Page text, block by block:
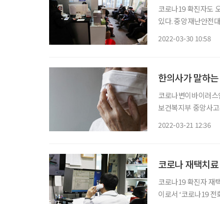
코로나19 확진자도
있다. 중앙재난안전대책본부는 이 같은 내용의 ‘재택치료 외래진료센터 확충 추진방안’을 오
2022-03-30 10:58
한의사가 말하
코로나변이바이러
보건복지부 중앙사
2022-03-21 12:36
코로나 재택치
코로나19 확진자 재
이로서 ‘코로나19 전